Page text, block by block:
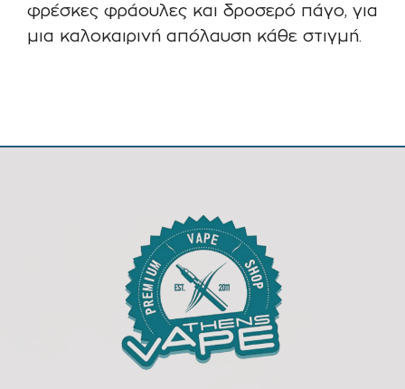
φρέσκες φράουλες και δροσερό πάγο, για
μια καλοκαιρινή απόλαυση κάθε στιγμή.